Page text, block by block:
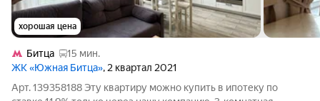
хорошая цена
Битца
15 мин.
ЖК «Южная Битца», 2 квартал 2021
Арт. 139358188 Эту квартиру можно купить в ипотеку по